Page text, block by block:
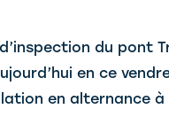
du pont
en ce
en alternance